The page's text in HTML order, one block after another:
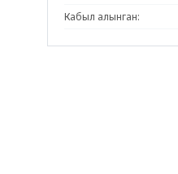
Кабыл алынган: